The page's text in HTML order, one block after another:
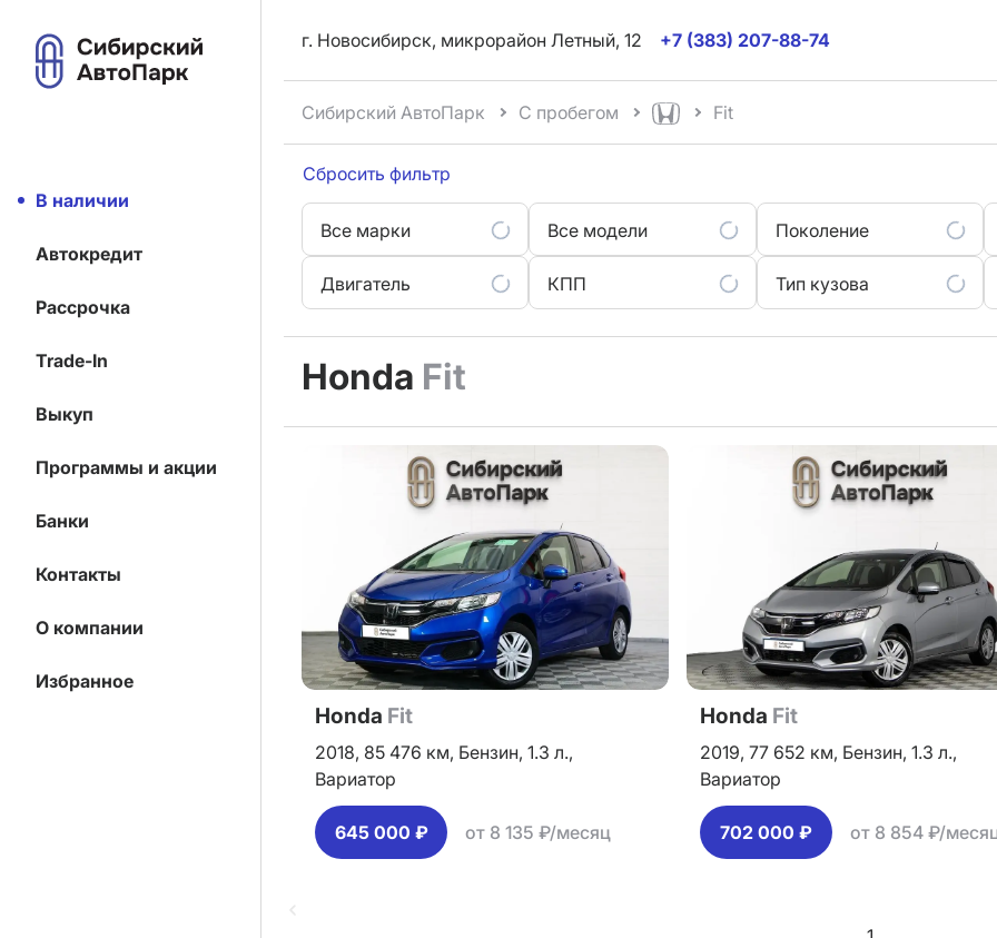
В наличии
Автокредит
Рассрочка
Trade-In
Выкуп
Программы и акции
Банки
Контакты
О компании
Избранное
г. Новосибирск, микрорайон Летный, 12 +7 (383) 207-88-74
Сибирский АвтоПарк С пробегом Fit
Сбросить фильтр
Все марки Все модели Поколение
Двигатель КПП Тип кузова
Honda Fit
Honda Fit
2018, 85 476 км, Бензин, 1.3 л.,
Вариатор
645 000 ₽ от 8 135 ₽/месяц
Honda Fit
2019, 77 652 км, Бензин, 1.3 л.,
Вариатор
702 000 ₽ от 8 854 ₽/